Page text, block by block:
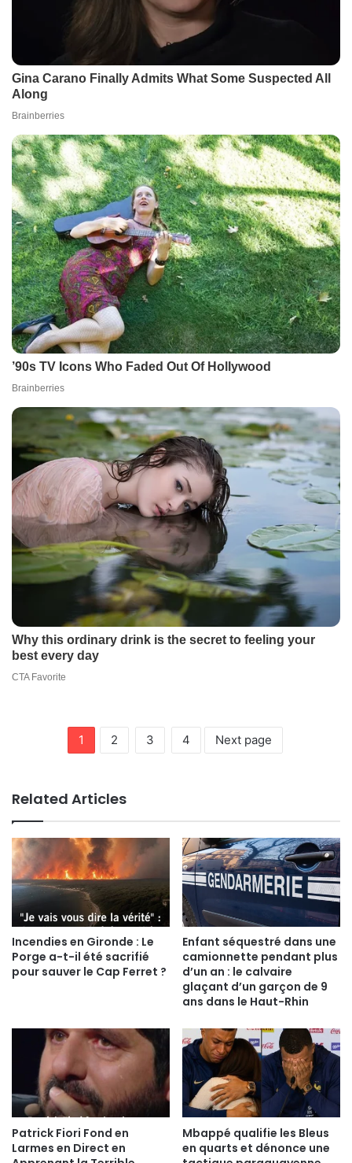
1 2 3 4 Next page
Related Articles
Incendies en Gironde : Le
Porge a-t-il été sacrifié
pour sauver le Cap Ferret ?
Enfant séquestré dans une
camionnette pendant plus
d’un an : le calvaire
glaçant d’un garçon de 9
ans dans le Haut-Rhin
Patrick Fiori Fond en
Larmes en Direct en
Mbappé qualifie les Bleus
en quarts et dénonce une